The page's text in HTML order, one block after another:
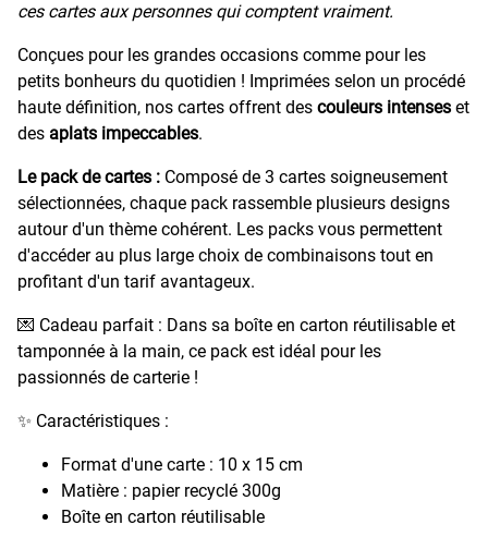
ces cartes aux personnes qui comptent vraiment.
Conçues pour les grandes occasions comme pour les
petits bonheurs du quotidien ! Imprimées selon un procédé
haute définition, nos cartes offrent des couleurs intenses et
des aplats impeccables.
Le pack de cartes : Composé de 3 cartes soigneusement
sélectionnées, chaque pack rassemble plusieurs designs
autour d'un thème cohérent. Les packs vous permettent
d'accéder au plus large choix de combinaisons tout en
profitant d'un tarif avantageux.
💌 Cadeau parfait : Dans sa boîte en carton réutilisable et
tamponnée à la main, ce pack est idéal pour les
passionnés de carterie !
✨ Caractéristiques :
Format d'une carte : 10 x 15 cm
Matière : papier recyclé 300g
Boîte en carton réutilisable